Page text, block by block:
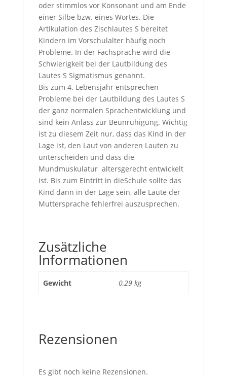
oder stimmlos vor Konsonant und am Ende
einer Silbe bzw. eines Wortes. Die
Artikulation des Zischlautes S bereitet
Kindern im Vorschulalter häufig noch
Probleme. In der Fachsprache wird die
Schwierigkeit bei der Lautbildung des
Lautes S Sigmatismus genannt.
Bis zum 4. Lebensjahr entsprechen
Probleme bei der Lautbildung des Lautes S
der ganz normalen Sprachentwicklung und
sind kein Anlass zur Beunruhigung. Wichtig
ist zu diesem Zeit nur, dass das Kind in der
Lage ist, den Laut von anderen Lauten zu
unterscheiden und dass die
Mundmuskulatur altersgerecht entwickelt
ist. Bis zum Eintritt in dieSchule sollte das
Kind dann in der Lage sein, alle Laute der
Muttersprache fehlerfrei auszusprechen.
Zusätzliche
Informationen
Gewicht 0,29 kg
Rezensionen
Es gibt noch keine Rezensionen.